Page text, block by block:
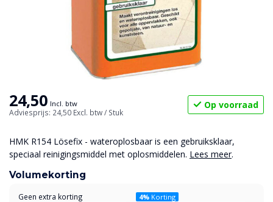
24,50 Incl. btw
Adviesprijs: 24,50 Excl. btw/ Stuk
Op voorraad
HMK R154 Lösefix - wateroplosbaar is een gebruiksklaar,
speciaal reinigingsmiddel met oplosmiddelen. Lees meer.
Volumekorting
Geen extra korting 4%Korting